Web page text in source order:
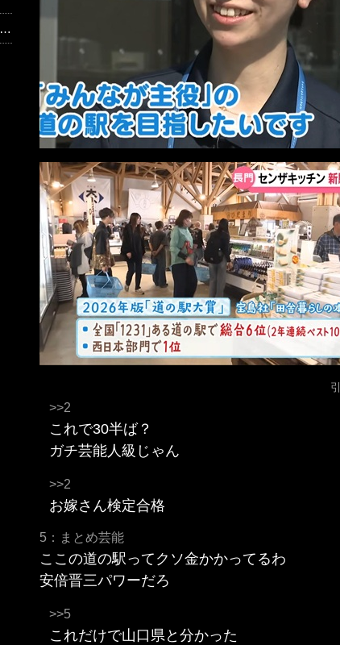
>>2
これで30半ば？
ガチ芸能人級じゃん
>>2
お嫁さん検定合格
5：まとめ芸能
ここの道の駅ってクソ金かかってるわ
安倍晋三パワーだろ
>>5
これだけで山口県と分かった